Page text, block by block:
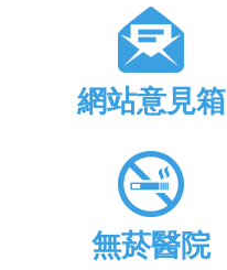
網站意見箱
無菸醫院